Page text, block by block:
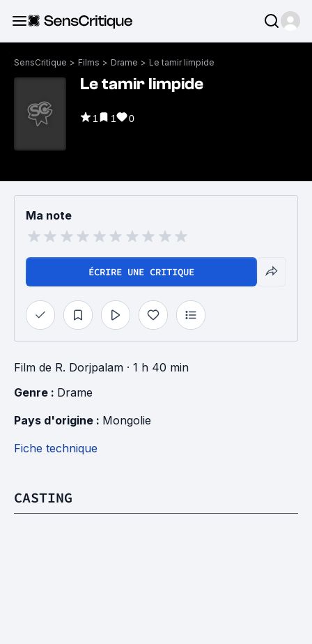
SensCritique > Films > Drame > Le tamir limpide
Le tamir limpide
1 1 0
Ma note
ÉCRIRE UNE CRITIQUE
Film de R. Dorjpalam · 1 h 40 min
Genre : Drame
Pays d'origine : Mongolie
Fiche technique
CASTING